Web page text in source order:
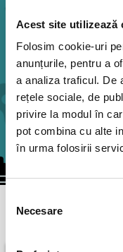
Acest site utilizează
Folosim cookie-uri
anunțurile, pentru a
a analiza traficul. De
rețele sociale, de
privire la modul în
pot combina cu alte
în urma folosirii
consimțământului
Necesare
Teatru